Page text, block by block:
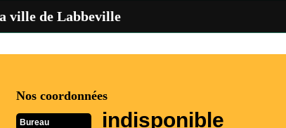
ville de Labbeville
Nos coordonnées
Bureau indisponible